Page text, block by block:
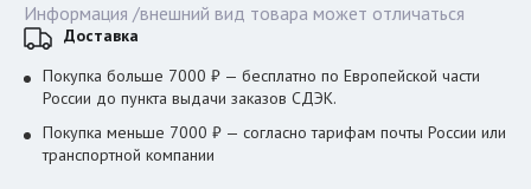
Информация /внешний вид товара может отличаться
Доставка
Покупка больше 7000 ₽ — бесплатно по Европейской части
России до пункта выдачи заказов СДЭК.
Покупка меньше 7000 ₽ — согласно тарифам почты России или
транспортной компании